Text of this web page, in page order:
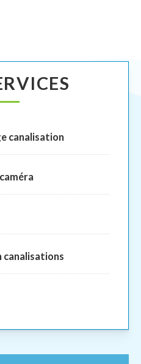
canalisation
canalisations